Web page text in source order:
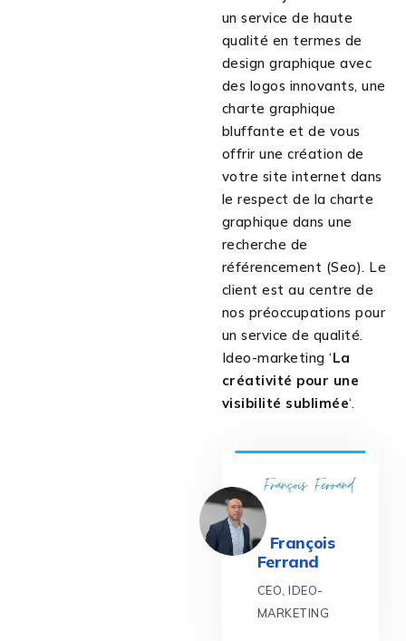
un service de haute
qualité en termes de
design graphique avec
des logos innovants, une
charte graphique
bluffante et de vous
offrir une création de
votre site internet dans
le respect de la charte
graphique dans une
recherche de
référencement (Seo). Le
client est au centre de
nos préoccupations pour
un service de qualité.
Ideo-marketing ‘La
créativité pour une
visibilité sublimée‘.
François
Ferrand
CEO, IDEO-
MARKETING